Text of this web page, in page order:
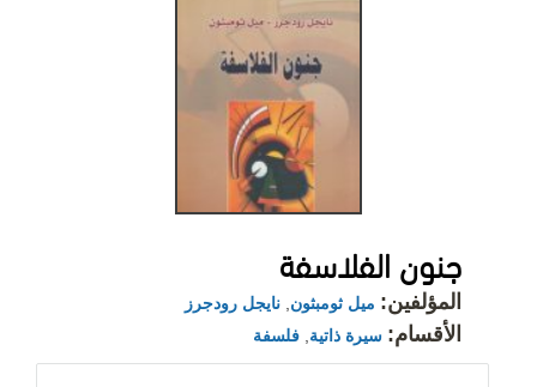
جنون الفلاسفة
المؤلفين: ميل ثومبثون نايجل رودجرز
الأقسام: سيرة ذاتية فلسفة